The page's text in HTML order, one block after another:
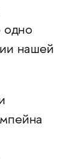
одно
нашей